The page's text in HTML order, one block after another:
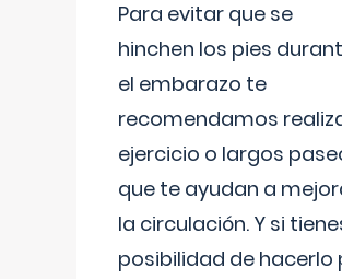
Para evitar que se
hinchen los pies
el embarazo te
recomendamos
ejercicio o largos
que te ayudan a
la circulación. Y si
posibilidad de hacerlo